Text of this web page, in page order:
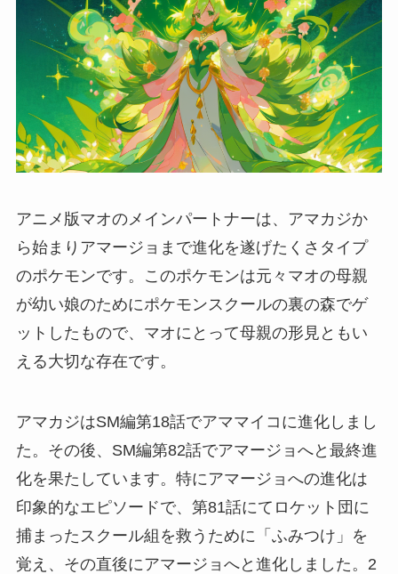
アニメ版マオのメインパートナーは、アマカジか
ら始まりアマージョまで進化を遂げたくさタイプ
のポケモンです。このポケモンは元々マオの母親
が幼い娘のためにポケモンスクールの裏の森でゲ
ットしたもので、マオにとって母親の形見ともい
える大切な存在です。
アマカジはSM編第18話でアママイコに進化しまし
た。その後、SM編第82話でアマージョへと最終進
化を果たしています。特にアマージョへの進化は
印象的なエピソードで、第81話にてロケット団に
捕まったスクール組を救うために「ふみつけ」を
覚え、その直後にアマージョへと進化しました。2